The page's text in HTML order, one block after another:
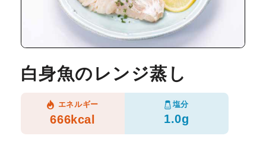
白身魚のレンジ蒸し
エネルギー
666kcal
塩分
1.0g